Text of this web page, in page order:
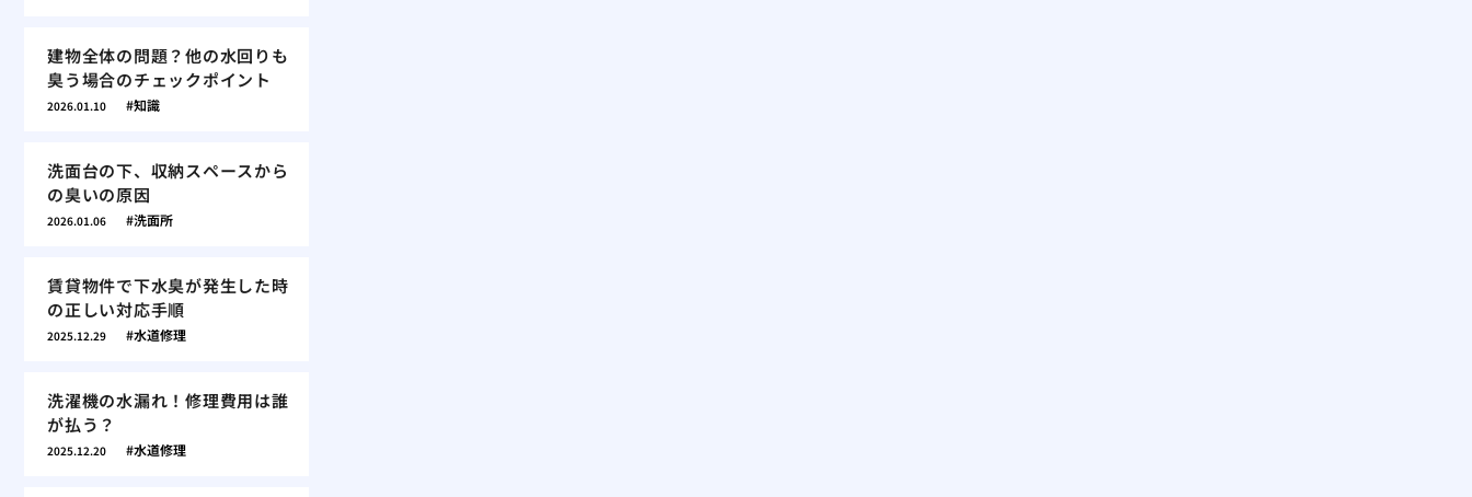
建物全体の問題？他の水回りも
臭う場合のチェックポイント
2026.01.10 知識
洗面台の下、収納スペースから
の臭いの原因
2026.01.06 洗面所
賃貸物件で下水臭が発生した時
の正しい対応手順
2025.12.29 水道修理
洗濯機の水漏れ！修理費用は誰
が払う？
2025.12.20 水道修理